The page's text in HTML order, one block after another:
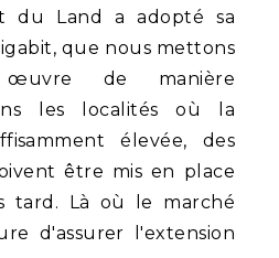
du Land a adopté sa
que nous mettons
œuvre de manière
les localités où la
élevée, des
être mis en place
tard. Là où le marché
d'assurer l'extension